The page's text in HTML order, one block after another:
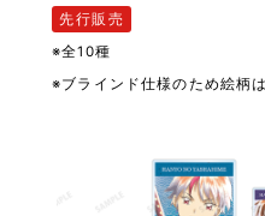
先行販売
※全10種
※ブラインド仕様のため絵柄